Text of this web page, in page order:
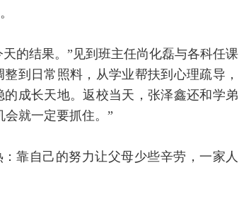
的结果。”见到班主任尚化磊与各科任课
到日常照料，从学业帮扶到心理疏导，
成长天地。返校当天，张泽鑫还和学弟
就一定要抓住。”
靠自己的努力让父母少些辛劳，一家人